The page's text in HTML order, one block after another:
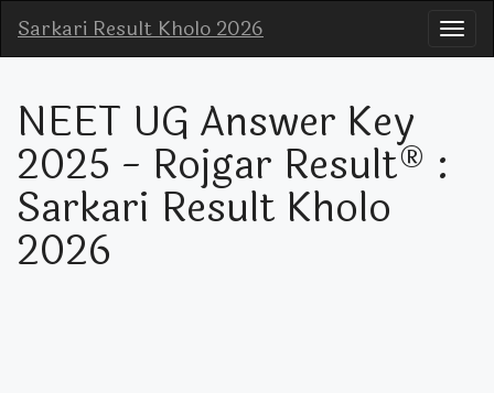
Sarkari Result Kholo 2026
NEET UG Answer Key
2025 - Rojgar Result® :
Sarkari Result Kholo
2026